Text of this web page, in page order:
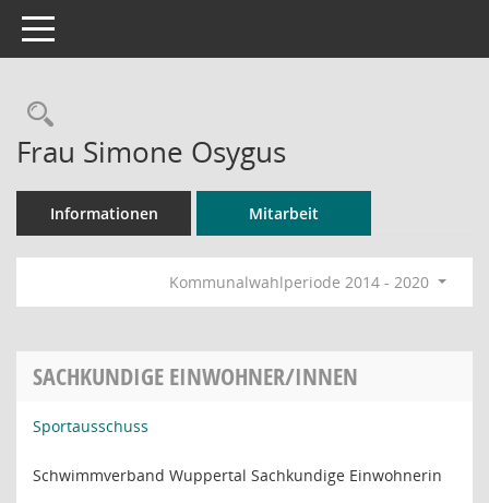
Toggle navigation
Rechercheauswahl
Frau Simone Osygus
Informationen Mitarbeit
Kommunalwahlperiode 2014 - 2020
SACHKUNDIGE EINWOHNER/INNEN
Sportausschuss
Schwimmverband Wuppertal Sachkundige Einwohnerin